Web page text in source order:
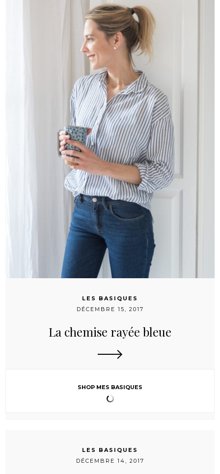
LES BASIQUES
DÉCEMBRE 15, 2017
La chemise rayée bleue
SHOP MES BASIQUES
LES BASIQUES
DÉCEMBRE 14, 2017